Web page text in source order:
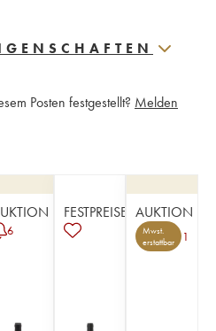
Posten festgestellt? Melden
6
FESTPREISE AUKTION
Mwst.
erstattbar
1